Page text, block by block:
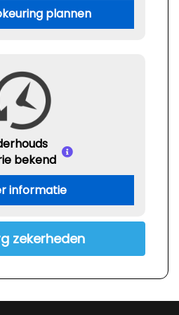
verstelbaar
braking
plannen
bekend
informatie
zekerheden